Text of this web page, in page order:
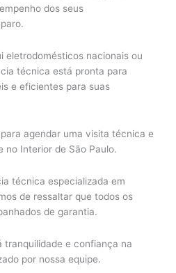
dos seus
eletrodomésticos nacionais ou
técnica está pronta para
e eficientes para suas
agendar uma visita técnica e
no Interior de São Paulo.
técnica especializada em
de ressaltar que todos os
de garantia.
tranquilidade e confiança na
por nossa equipe.